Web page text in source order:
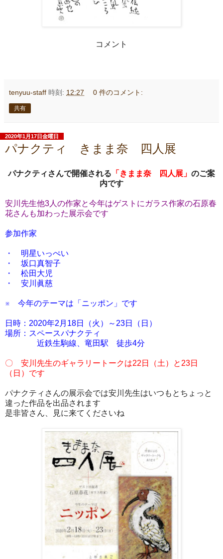
コメント
tenyuu-staff 時刻: 12:27 0 件のコメント:
共有
2020年1月17日金曜日
パナクティ きまま奈 四人展
パナクティさんで開催される 「きまま奈 四人展」 のご案
内です
安川先生他3人の作家と今年はゲストにガラス作家の石原春
花さんも加わった展示会です
参加作家
・ 明星いっぺい
・ 坂口真智子
・ 松田大児
・ 安川眞慈
※ 今年のテーマは「ニッポン」です
日時：2020年2月18日（火）～23日（日）
場所：スペースパナクティ
近鉄生駒線、竜田駅 徒歩4分
〇 安川先生のギャラリートークは22日（土）と23日
（日）です
パナクティさんの展示会では安川先生はいつもとちょっと
違った作品を出品されます
是非皆さん、見に来てくださいね